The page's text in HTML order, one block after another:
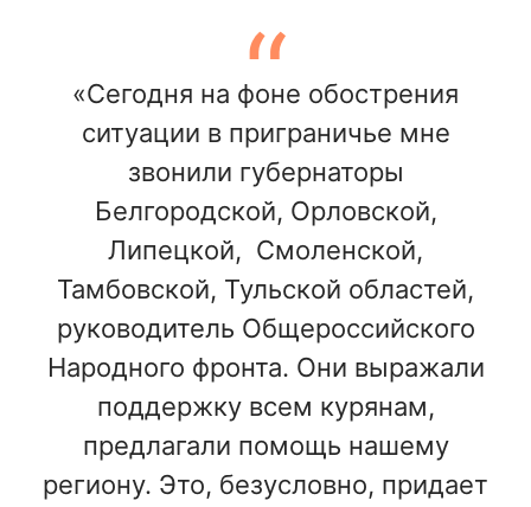
«Сегодня на фоне обострения
ситуации в приграничье мне
звонили губернаторы
Белгородской, Орловской,
Липецкой, Смоленской,
Тамбовской, Тульской областей,
руководитель Общероссийского
Народного фронта. Они выражали
поддержку всем курянам,
предлагали помощь нашему
региону. Это, безусловно, придает